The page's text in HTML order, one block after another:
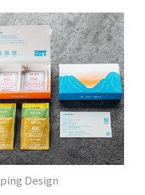
Design